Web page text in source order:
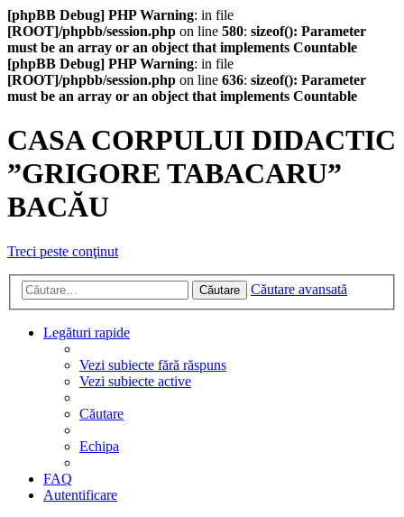
[phpBB Debug] PHP Warning: in file
[ROOT]/phpbb/session.php on line 580: sizeof(): Parameter
must be an array or an object that implements Countable
[phpBB Debug] PHP Warning: in file
[ROOT]/phpbb/session.php on line 636: sizeof(): Parameter
must be an array or an object that implements Countable
CASA CORPULUI DIDACTIC
”GRIGORE TABACARU”
BACĂU
Treci peste conţinut
Căutare Căutare avansată
Legături rapide
Vezi subiecte fără răspuns
Vezi subiecte active
Căutare
Echipa
FAQ
Autentificare